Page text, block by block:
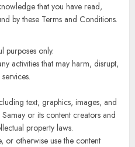
that you have read,
by these Terms and Conditions.
purposes only.
activities that may harm, disrupt,
text, graphics, images, and
or its content creators and
property laws.
or otherwise use the content